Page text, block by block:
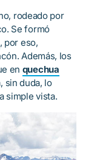
rodeado por
Se formó
, por eso,
Además, los
en quechua
sin duda, lo
simple vista.